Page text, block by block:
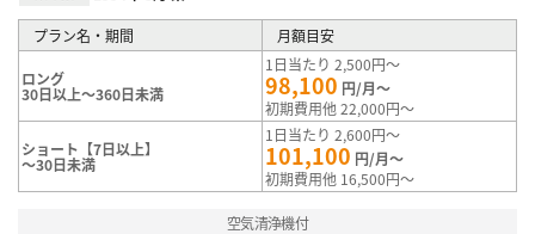
プラン名・期間 月額目安
ロング
30日以上～360日未満
1日当たり 2,500円～
98,100 円/月～
初期費用他 22,000円～
ショート【7日以上】
～30日未満
1日当たり 2,600円～
101,100 円/月～
初期費用他 16,500円～
空気清浄機付